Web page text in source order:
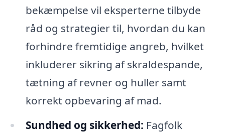
bekæmpelse vil eksperterne tilbyde
råd og strategier til, hvordan du kan
forhindre fremtidige angreb, hvilket
inkluderer sikring af skraldespande,
tætning af revner og huller samt
korrekt opbevaring af mad.
Sundhed og sikkerhed: Fagfolk